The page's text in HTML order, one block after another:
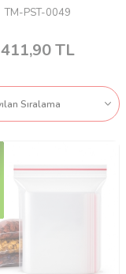
TM-PST-0049
411,90TL